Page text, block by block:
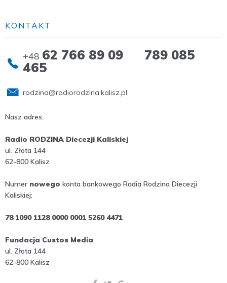
KONTAKT
+48 62 766 89 09 789 085
465
rodzina@radiorodzina.kalisz.pl
Nasz adres:
Radio RODZINA Diecezji Kaliskiej
ul. Złota 144
62-800 Kalisz
Numer nowego konta bankowego Radia Rodzina Diecezji
Kaliskiej:
78 1090 1128 0000 0001 5260 4471
Fundacja Custos Media
ul. Złota 144
62-800 Kalisz